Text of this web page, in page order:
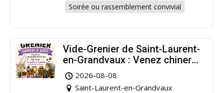
Soirée ou rassemblement convivial
Vide-Grenier de Saint-Laurent-
en-Grandvaux : Venez chiner
pour la bonne cause !
2026-08-08
Saint-Laurent-en-Grandvaux